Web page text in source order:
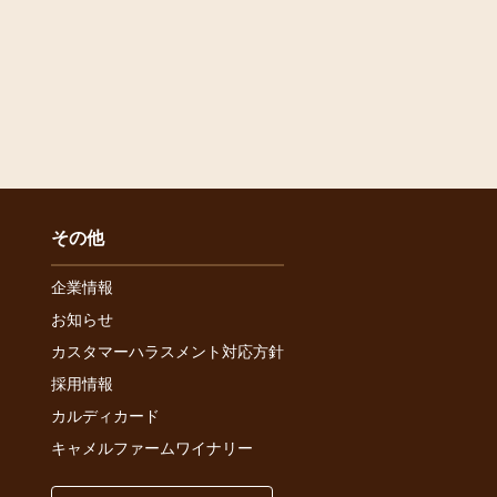
その他
企業情報
お知らせ
カスタマーハラスメント対応方針
採用情報
カルディカード
キャメルファームワイナリー